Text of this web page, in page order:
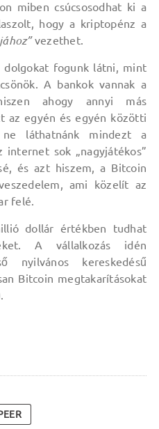
miben csúcsosodhat ki a
hogy a kriptopénz a
vezethet.
dolgokat fogunk látni, mint
A bankok vannak a
ahogy annyi más
az egyén és egyén közötti
láthatnánk mindezt a
internet sok „nagyjátékos”
és azt hiszem, a Bitcoin
ami közelít az
felé.
dollár értékben tudhat
A vállalkozás idén
nyilvános kereskedésű
Bitcoin megtakarításokat